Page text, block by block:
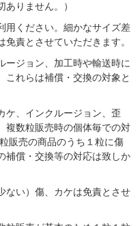
りません。）
用ください。細かなサイズ差
責とさせていただきます。
ージョン、加工時や輸送時に
これらは補償・交換の対象と
ケ、インクルージョン、歪
複数粒販売時の個体毎での対
販売の商品のうち１粒に傷
補償・交換等の対応は致しか
ない）傷、カケは免責とさせ